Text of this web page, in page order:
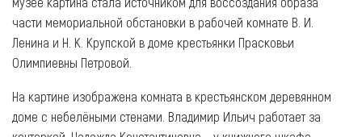
части мемориальной обстановки в рабочей комнате В. И.
Ленина и Н. К. Крупской в доме крестьянки Прасковьи
Олимпиевны Петровой.
На картине изображена комната в крестьянском деревянном
доме с небелёными стенами. Владимир Ильич работает за